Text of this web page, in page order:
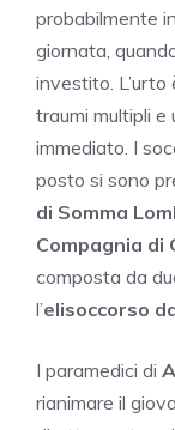
probabilmente
giornata,
investito.
traumi multipli e
immediato. I
posto si sono
di Somma
Compagnia di
composta da
l’elisoccorso
I paramedici di
rianimare il